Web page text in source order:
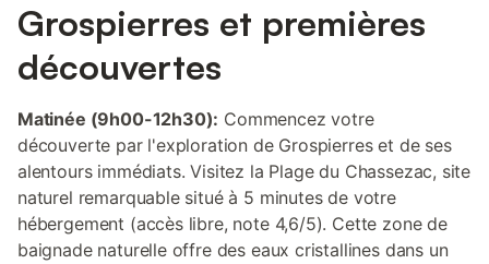
Grospierres et premières
découvertes
Matinée (9h00-12h30): Commencez votre
découverte par l'exploration de Grospierres et de ses
alentours immédiats. Visitez la Plage du Chassezac, site
naturel remarquable situé à 5 minutes de votre
hébergement (accès libre, note 4,6/5). Cette zone de
baignade naturelle offre des eaux cristallines dans un